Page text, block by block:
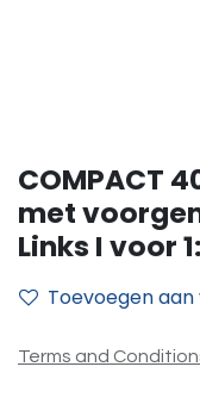
COMPACT
met
Links I voor
Toevoegen
Terms and